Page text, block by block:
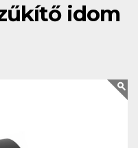
idom